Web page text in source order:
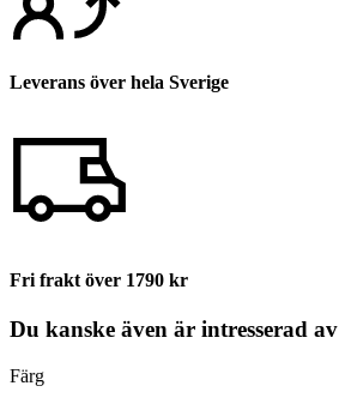
Leverans över hela Sverige
Fri frakt över 1790 kr
Du kanske även är intresserad av
Färg